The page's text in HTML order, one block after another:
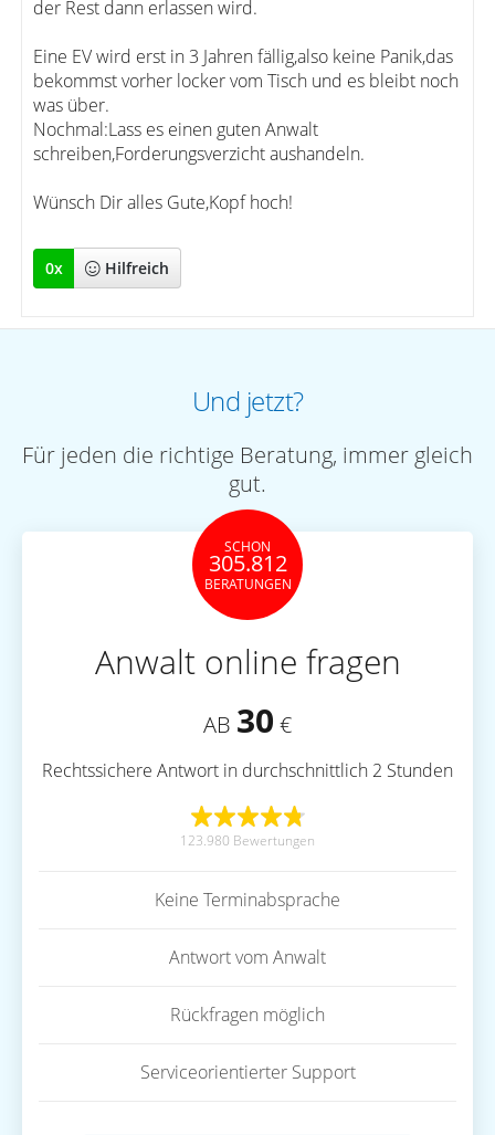
der Rest dann erlassen wird.
Eine EV wird erst in 3 Jahren fällig,also keine Panik,das
bekommst vorher locker vom Tisch und es bleibt noch
was über.
Nochmal:Lass es einen guten Anwalt
schreiben,Forderungsverzicht aushandeln.
Wünsch Dir alles Gute,Kopf hoch!
0x Hilfreich
Und jetzt?
Für jeden die richtige Beratung, immer gleich
gut.
SCHON
305.812
BERATUNGEN
Anwalt online fragen
AB 30 €
Rechtssichere Antwort in durchschnittlich 2 Stunden
123.980 Bewertungen
Keine Terminabsprache
Antwort vom Anwalt
Rückfragen möglich
Serviceorientierter Support